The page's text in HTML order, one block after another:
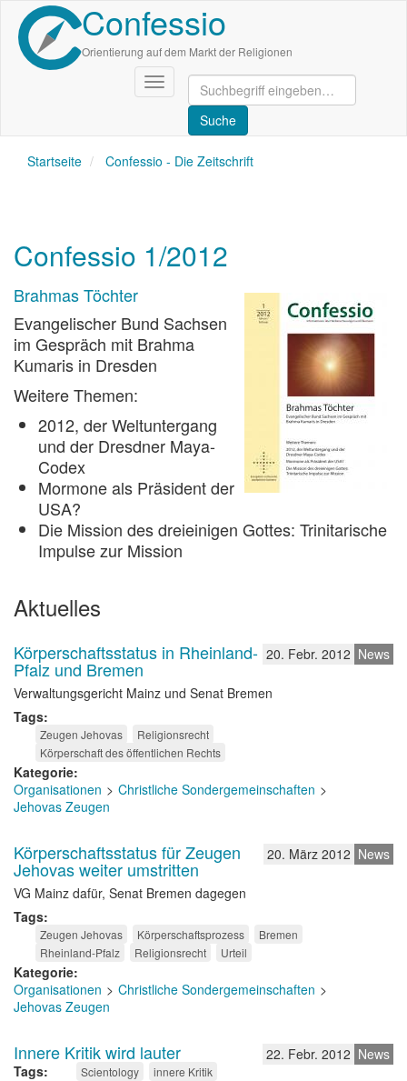
Direkt
zum
Inhalt
Confessio
Orientierung auf dem Markt der Religionen
Navigation
aktivieren/deaktivieren
Startseite Confessio - Die Zeitschrift
Confessio 1/2012
Brahmas Töchter
Evangelischer Bund Sachsen
im Gespräch mit Brahma
Kumaris in Dresden
Weitere Themen:
2012, der Weltuntergang
und der Dresdner Maya-
Codex
Mormone als Präsident der
USA?
Die Mission des dreieinigen Gottes: Trinitarische
Impulse zur Mission
Aktuelles
News
20. Febr. 2012
Körperschaftsstatus in Rheinland-
Pfalz und Bremen
Verwaltungsgericht Mainz und Senat Bremen
Tags
Zeugen Jehovas
Religionsrecht
Körperschaft des öffentlichen Rechts
Kategorie
Organisationen
Christliche Sondergemeinschaften
Jehovas Zeugen
News
20. März 2012
Körperschaftsstatus für Zeugen
Jehovas weiter umstritten
VG Mainz dafür, Senat Bremen dagegen
Tags
Zeugen Jehovas Körperschaftsprozess
Bremen
Rheinland-Pfalz
Religionsrecht Urteil
Kategorie
Organisationen
Christliche Sondergemeinschaften
Jehovas Zeugen
News
22. Febr. 2012
Innere Kritik wird lauter
Tags Scientology innere Kritik